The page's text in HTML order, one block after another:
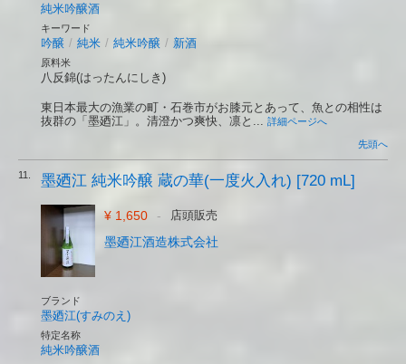
純米吟醸酒
キーワード
吟醸 / 純米 / 純米吟醸 / 新酒
原料米
八反錦(はったんにしき)
東日本最大の漁業の町・石巻市がお膝元とあって、魚との相性は
抜群の「墨廼江」。清澄かつ爽快、凛と... 詳細ページへ
先頭へ
11. 墨廼江 純米吟醸 蔵の華(一度火入れ) [720 mL]
¥ 1,650 - 店頭販売
墨廼江酒造株式会社
ブランド
墨廼江(すみのえ)
特定名称
純米吟醸酒